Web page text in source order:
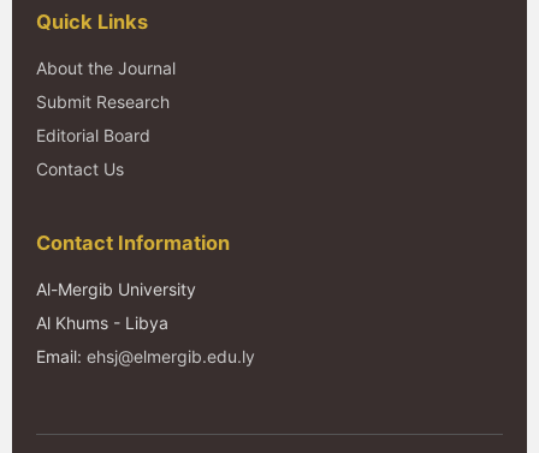
Quick Links
About the Journal
Submit Research
Editorial Board
Contact Us
Contact Information
Al-Mergib University
Al Khums - Libya
Email: ehsj@elmergib.edu.ly